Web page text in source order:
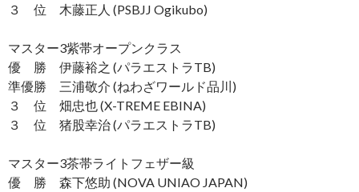
３ 位 木藤正人 (PSBJJ Ogikubo)
マスター3紫帯オープンクラス
優 勝 伊藤裕之 (パラエストラTB)
準優勝 三浦敬介 (ねわざワールド品川)
３ 位 畑忠也 (X-TREME EBINA)
３ 位 猪股幸治 (パラエストラTB)
マスター3茶帯ライトフェザー級
優 勝 森下悠助 (NOVA UNIAO JAPAN)